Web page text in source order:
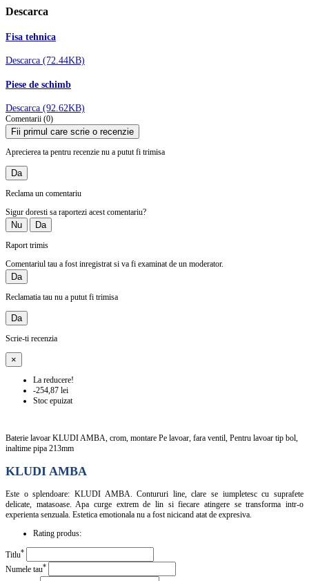
Descarca
Fisa tehnica
Descarca (72.44KB)
Piese de schimb
Descarca (92.62KB)
Comentarii (0)
Fii primul care scrie o recenzie
Aprecierea ta pentru recenzie nu a putut fi trimisa
Da
Reclama un comentariu
Sigur doresti sa raportezi acest comentariu?
Nu Da
Raport trimis
Comentariul tau a fost inregistrat si va fi examinat de un moderator.
Da
Reclamatia tau nu a putut fi trimisa
Da
Scrie-ti recenzia
×
La reducere!
-254,87 lei
Stoc epuizat
Baterie lavoar KLUDI AMBA, crom, montare Pe lavoar, fara ventil, Pentru lavoar tip bol,
inaltime pipa 213mm
KLUDI AMBA
Este o splendoare: KLUDI AMBA. Contururi line, clare se iumpletesc cu suprafete
delicate, matasoase. Apa curge extrem de lin si fiecare atingere se transforma intr-o
experienta senzuala. Estetica emotionala nu a fost nicicand atat de expresiva.
Rating produs:
Titlu*
Numele tau*